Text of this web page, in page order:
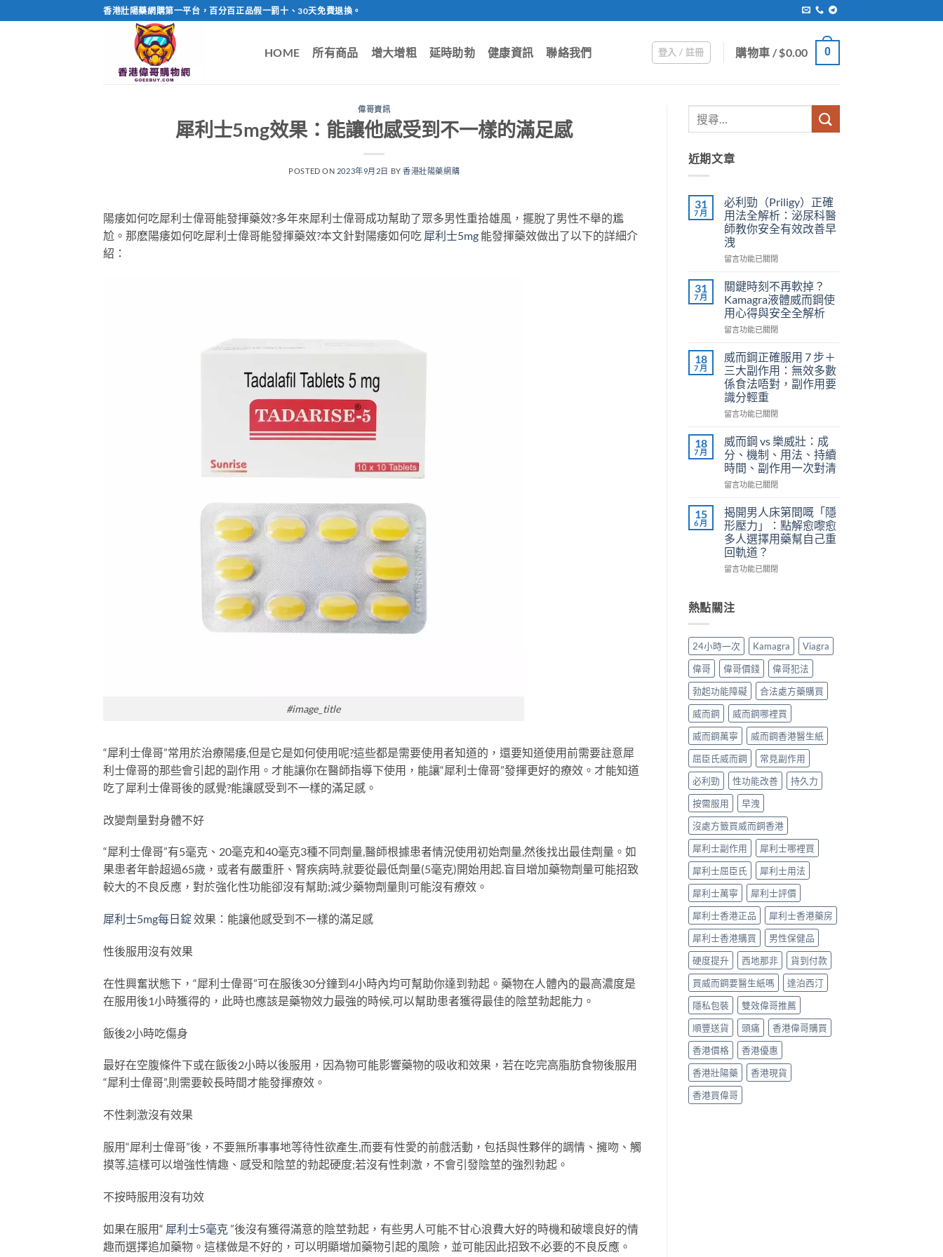
to
香港壯陽藥網購第一平台，百分百正品假一罰十、30天免費退換。
HOME 所有商品 增大增粗 延時助勃 健康資訊 聯絡我們 登入 / 註冊 購物車 /$0.00 0
偉哥資訊
犀利士5mg效果：能讓他感受到不一樣的滿足感
POSTED ON 2023年9月2日 BY香港壯陽藥網購
陽痿如何吃犀利士偉哥能發揮藥效?多年來犀利士偉哥成功幫助了眾多男性重拾雄風，擺脫了男性不舉的尷
尬。那麽陽痿如何吃犀利士偉哥能發揮藥效?本文針對陽痿如何吃 犀利士5mg 能發揮藥效做出了以下的詳細介
紹：
#image_title
“犀利士偉哥”常用於治療陽痿,但是它是如何使用呢?這些都是需要使用者知道的，還要知道使用前需要註意犀
利士偉哥的那些會引起的副作用。才能讓你在醫師指導下使用，能讓“犀利士偉哥”發揮更好的療效。才能知道
吃了犀利士偉哥後的感覺?能讓感受到不一樣的滿足感。
改變劑量對身體不好
“犀利士偉哥”有5毫克、20毫克和40毫克3種不同劑量,醫師根據患者情況使用初始劑量,然後找出最佳劑量。如
果患者年齡超過65歲，或者有嚴重肝、腎疾病時,就要從最低劑量(5毫克)開始用起.盲目增加藥物劑量可能招致
較大的不良反應，對於強化性功能卻沒有幫助;減少藥物劑量則可能沒有療效。
犀利士5mg每日錠 效果：能讓他感受到不一樣的滿足感
性後服用沒有效果
在性興奮狀態下，“犀利士偉哥”可在服後30分鐘到4小時內均可幫助你達到勃起。藥物在人體內的最高濃度是
在服用後1小時獲得的，此時也應該是藥物效力最強的時候,可以幫助患者獲得最佳的陰莖勃起能力。
飯後2小時吃傷身
最好在空腹條件下或在飯後2小時以後服用，因為物可能影響藥物的吸收和效果，若在吃完高脂肪食物後服用
“犀利士偉哥”,則需要較長時間才能發揮療效。
不性刺激沒有效果
服用“犀利士偉哥”後，不要無所事事地等待性欲產生,而要有性愛的前戲活動，包括與性夥伴的調情、擁吻、觸
摸等,這樣可以增強性情趣、感受和陰莖的勃起硬度;若沒有性刺激，不會引發陰莖的強烈勃起。
不按時服用沒有功效
如果在服用“ 犀利士5毫克 ”後沒有獲得滿意的陰莖勃起，有些男人可能不甘心浪費大好的時機和破壞良好的情
趣而選擇追加藥物。這樣做是不好的，可以明顯增加藥物引起的風險，並可能因此招致不必要的不良反應。
近期文章
31
7 月
必利勁（Priligy）正確
用法全解析：泌尿科醫
師教你安全有效改善早
洩
在
利
勁
（Priligy）
正
確
法
全
解
析：
泌
尿
醫
師
教
你
安
有
效
改
善
早
洩〉
留言功能已關閉
31
7 月
關鍵時刻不再軟掉？
Kamagra液體威而鋼使
用心得與安全全解析
在
鍵
時
刻
不
再
軟
Kamagra
液
體
威
而
使
用
心
得
與
安
解
析〉
留言功能已關閉
18
7 月
威而鋼正確服用 7 步＋
三大副作用：無效多數
係食法唔對，副作用要
識分輕重
在
而
鋼
正
確
服
7
步
＋
三
大
副
無
效
數
食
法
唔
對，
作
用
要
識
分
重〉
中
留言功能已關閉
18
7 月
威而鋼 vs 樂威壯：成
分、機制、用法、持續
時間、副作用一次對清
在
而
鋼
vs
樂
威
壯：
機
制、
法、
續
時
間、
副
用
一
次
對
清〉
留言功能已關閉
15
6 月
揭開男人床第間嘅「隱
形壓力」：點解愈嚟愈
多人選擇用藥幫自己重
回軌道？
在
男
人
第
嘅
「隱
形
壓
力」：
點
解
愈
嚟
愈
人
選
擇
用
藥
幫
自
己
重
回
軌
道？〉
中
留言功能已關閉
熱點關注
24小時一次 Kamagra
Viagra
偉哥
偉哥價錢
偉哥犯法
勃起功能障礙
合法處方藥購買
威而鋼
威而鋼哪裡買
威而鋼萬寧
威而鋼香港醫生紙
屈臣氏威而鋼
常見副作用
必利勁
性功能改善
持久力
按需服用
早洩
沒處方籤買威而鋼香港
犀利士副作用
犀利士哪裡買
犀利士屈臣氏
犀利士用法
犀利士萬寧
犀利士評價
犀利士香港正品
犀利士香港藥房
犀利士香港購買
男性保健品
硬度提升
西地那非
貨到付款
買威而鋼要醫生紙嗎
達泊西汀
隱私包裝
雙效偉哥推薦
順豐送貨
頭痛
香港偉哥購買
香港價格
香港優惠
香港壯陽藥
香港現貨
香港買偉哥